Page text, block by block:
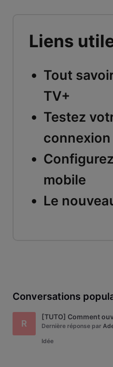
Liens
Tout
TV+
Testez
mobile
Le
Conversations
R Dernière réponse par
Idée